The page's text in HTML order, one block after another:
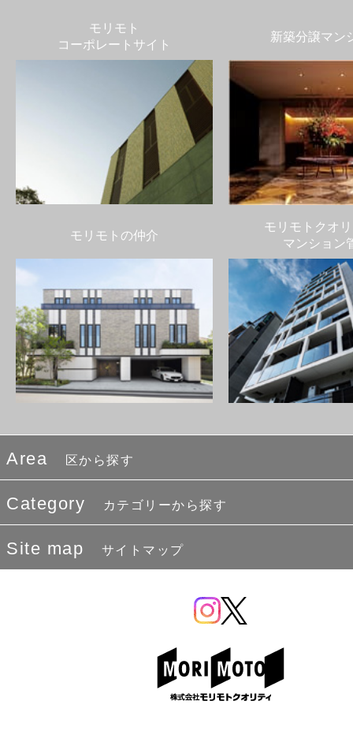
モリモト
コーポレートサイト
新築分譲マン
モリモトの仲介
モリモトクオ
マンション
Area 区から探す
Category カテゴリーから探す
Site map サイトマップ